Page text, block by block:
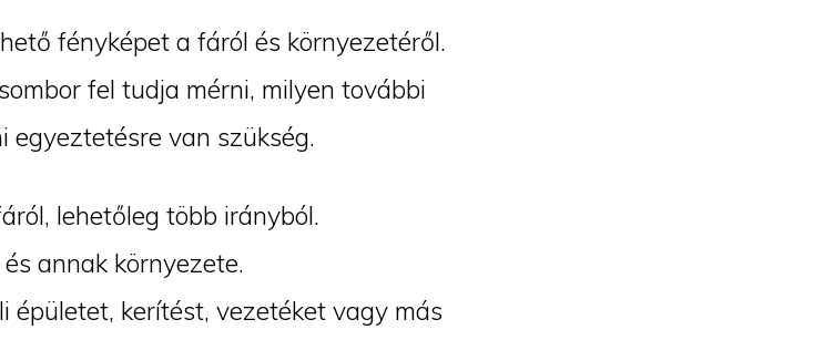
fényképet a fáról és környezetéről.
fel tudja mérni, milyen további
egyeztetésre van szükség.
lehetőleg több irányból.
annak környezete.
épületet, kerítést, vezetéket vagy más